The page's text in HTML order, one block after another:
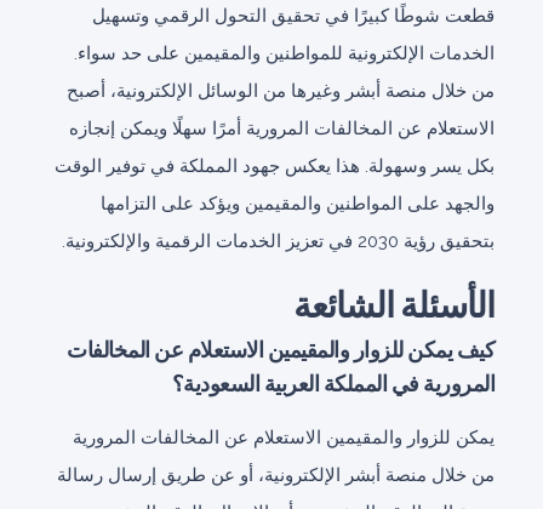
قطعت شوطًا كبيرًا في تحقيق التحول الرقمي وتسهيل
الخدمات الإلكترونية للمواطنين والمقيمين على حد سواء.
من خلال منصة أبشر وغيرها من الوسائل الإلكترونية، أصبح
الاستعلام عن المخالفات المرورية أمرًا سهلًا ويمكن إنجازه
بكل يسر وسهولة. هذا يعكس جهود المملكة في توفير الوقت
والجهد على المواطنين والمقيمين ويؤكد على التزامها
بتحقيق رؤية 2030 في تعزيز الخدمات الرقمية والإلكترونية.
الأسئلة الشائعة
كيف يمكن للزوار والمقيمين الاستعلام عن المخالفات
المرورية في المملكة العربية السعودية؟
يمكن للزوار والمقيمين الاستعلام عن المخالفات المرورية
من خلال منصة أبشر الإلكترونية، أو عن طريق إرسال رسالة